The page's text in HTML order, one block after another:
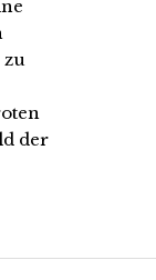
zu
der